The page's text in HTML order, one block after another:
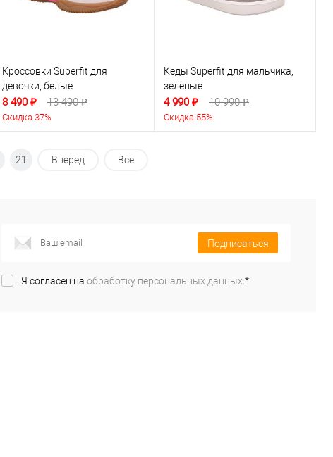
Кроссовки Superfit для
девочки, белые
8 490 ₽ 13 490 ₽
Скидка 37%
Кеды Superfit для мальчика,
зелёные
4 990 ₽ 10 990 ₽
Скидка 55%
21 Вперед Все
Подписаться
Я согласен на обработку персональных данных.*